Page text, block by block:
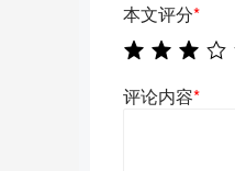
本文评分*
评论内容*